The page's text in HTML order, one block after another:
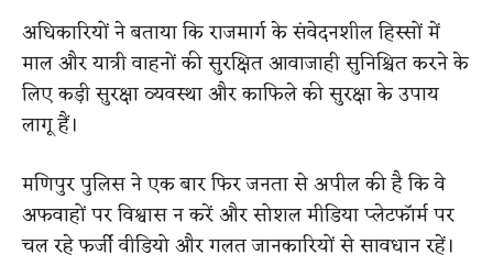
अधिकारियों ने बताया कि राजमार्ग के संवेदनशील हिस्सों में
माल और यात्री वाहनों की सुरक्षित आवाजाही सुनिश्चित करने के
लिए कड़ी सुरक्षा व्यवस्था और काफिले की सुरक्षा के उपाय
लागू हैं।
मणिपुर पुलिस ने एक बार फिर जनता से अपील की है कि वे
अफवाहों पर विश्वास न करें और सोशल मीडिया प्लेटफॉर्म पर
चल रहे फर्जी वीडियो और गलत जानकारियों से सावधान रहें।